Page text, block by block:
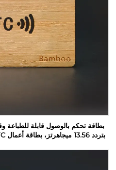
بطاقة تحكم بالوصول قابلة للطباعة